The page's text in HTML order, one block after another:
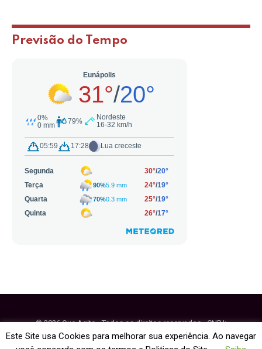
Previsão do Tempo
© 2026 Que Agito - Todos os direitos reservados - CNPJ:
64.884.270/0001-95
Este Site usa Cookies para melhorar sua experiência. Ao navegar